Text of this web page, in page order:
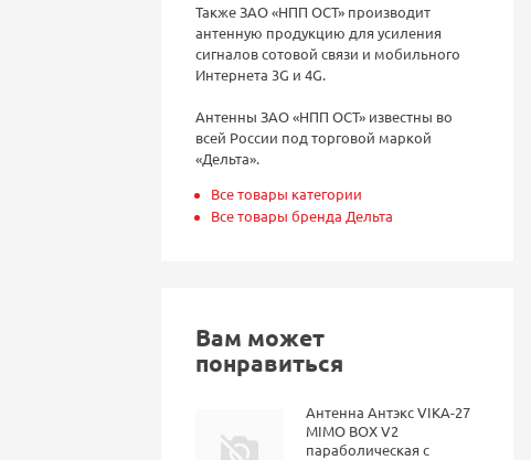
Также ЗАО «НПП ОСТ» производит
антенную продукцию для усиления
сигналов сотовой связи и мобильного
Интернета 3G и 4G.
Антенны ЗАО «НПП ОСТ» известны во
всей России под торговой маркой
«Дельта».
Все товары категории
Все товары бренда Дельта
Вам может
понравиться
Антенна Антэкс VIKA-27
MIMO BOX V2
параболическая с